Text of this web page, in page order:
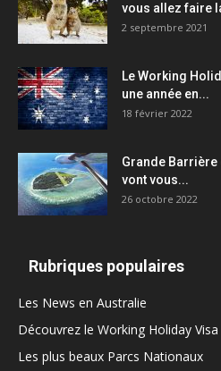
vous allez faire
2 septembre 2021
Le Working
une année en...
18 février 2022
Grande Barrière
vont vous...
26 octobre 2022
Rubriques populaires
Les News en Australie
Découvrez le Working Holiday Visa
Les plus beaux Parcs Nationaux